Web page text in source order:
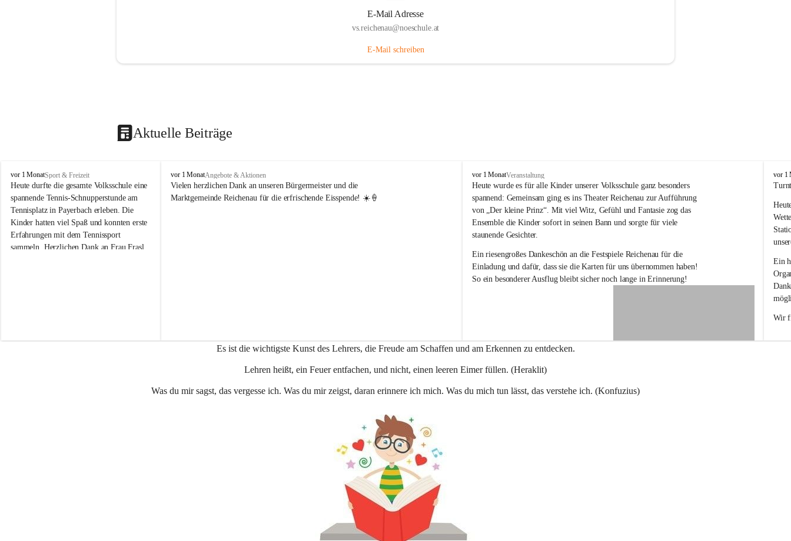
E-Mail Adresse
vs.reichenau@noeschule.at
E-Mail schreiben
Aktuelle Beiträge
V
o
l
k
s
s
c
h
e
vor 1 MonatSport & Freizeit
Heute durfte die gesamte Volksschule eine
spannende Tennis-Schnupperstunde am
Tennisplatz in Payerbach erleben. Die
Kinder hatten viel Spaß und konnten erste
Erfahrungen mit dem Tennissport
sammeln. Herzlichen Dank an Frau Frasl
V
o
l
e
vor 1 MonatAngebote & Aktionen
Vielen herzlichen Dank an unseren Bürgermeister und die
Marktgemeinde Reichenau für die erfrischende Eisspende! ☀️🍦
V
o
l
k
s
s
c
h
u
l
e
e
n
a
u
vor 1 MonatVeranstaltung
Heute wurde es für alle Kinder unserer Volksschule ganz besonders
spannend: Gemeinsam ging es ins Theater Reichenau zur Aufführung
von „Der kleine Prinz“. Mit viel Witz, Gefühl und Fantasie zog das
Ensemble die Kinder sofort in seinen Bann und sorgte für viele
staunende Gesichter.
Ein riesengroßes Dankeschön an die Festspiele Reichenau für die
Einladung und dafür, dass sie die Karten für uns übernommen haben!
So ein besonderer Ausflug bleibt sicher noch lange in Erinnerung!
V
o
k
s
s
c
u
l
e
R
e
i
c
e
vor 1
Ein
Wir
Es ist die wichtigste Kunst des Lehrers, die Freude am Schaffen und am Erkennen zu entdecken.
Lehren heißt, ein Feuer entfachen, und nicht, einen leeren Eimer füllen. (Heraklit)
Was du mir sagst, das vergesse ich. Was du mir zeigst, daran erinnere ich mich. Was du mich tun lässt, das verstehe ich. (Konfuzius)